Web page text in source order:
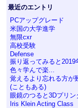
最近のエントリ
PCアップグレード
米国の大学進学
無限cxr
高校受験
Defense
振り返ってみると2019
色々学んで楽...
覚えるより忘れる方が
(こともある)
眼鏡のつると3Dプリン
Iris Klein Acting Class